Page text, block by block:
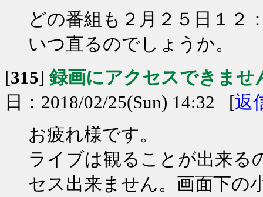
どの番組も２月２５日１２
いつ直るのでしょうか。
[315] 録画にアクセスできませ
日：2018/02/25(Sun) 14:32 [返
お疲れ様です。
ライブは観ることが出来る
セス出来ません。画面下の